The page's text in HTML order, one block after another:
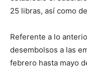
25 libras, así como
Referente a lo
desembolsos a las
febrero hasta mayo